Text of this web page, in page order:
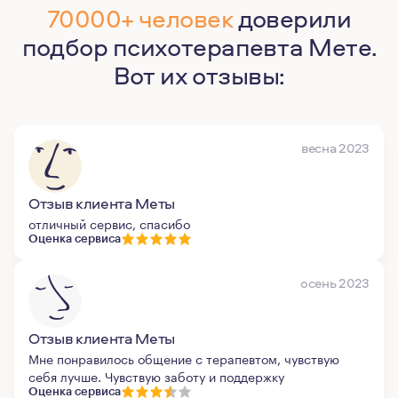
70000+ человекдоверили
подбор психотерапевта Мете.
Вот их отзывы:
весна 2023
Отзыв клиента Меты
отличный сервис, спасибо
Оценка сервиса
осень 2023
Отзыв клиента Меты
Мне понравилось общение с терапевтом, чувствую
себя лучше. Чувствую заботу и поддержку
Оценка сервиса